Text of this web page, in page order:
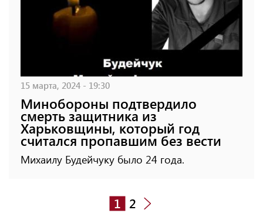
15 марта, 2024 - 19:30
Минобороны подтвердило
смерть защитника из
Харьковщины, который год
считался пропавшим без вести
Михаилу Будейчуку было 24 года.
1 2